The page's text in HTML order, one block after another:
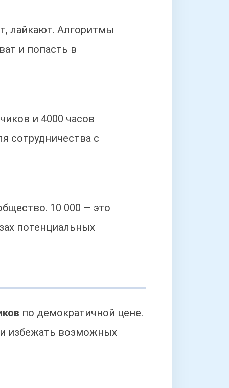
лайкают. Алгоритмы
и попасть в
и 4000 часов
сотрудничества с
10 000 — это
потенциальных
по демократичной цене.
и избежать возможных